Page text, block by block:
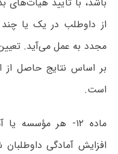
از داوطلب در یک یا
مجدد به عمل می‌آید.
بر اساس نتایج حاصل
است.
ماده ۱۲- هر
افزایش آمادگی